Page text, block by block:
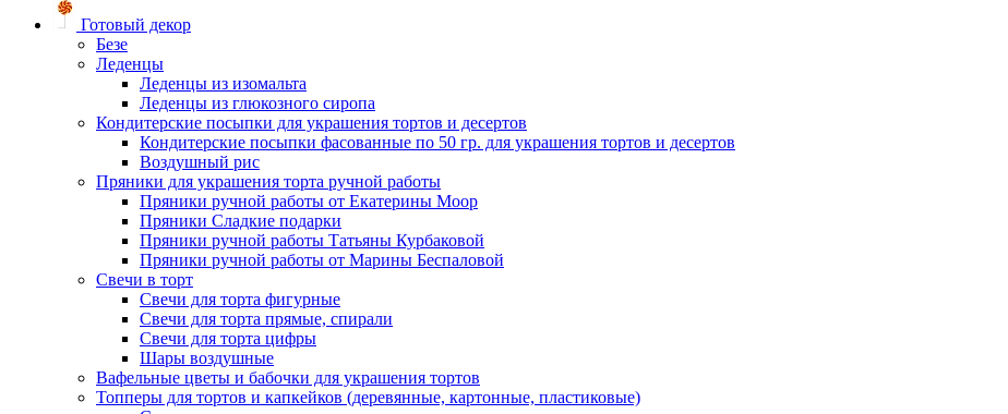
Готовый декор
Безе
Леденцы
Леденцы из изомальта
Леденцы из глюкозного сиропа
Кондитерские посыпки для украшения тортов и десертов
Кондитерские посыпки фасованные по 50 гр. для украшения тортов и десертов
Воздушный рис
Пряники для украшения торта ручной работы
Пряники ручной работы от Екатерины Моор
Пряники Сладкие подарки
Пряники ручной работы Татьяны Курбаковой
Пряники ручной работы от Марины Беспаловой
Свечи в торт
Свечи для торта фигурные
Свечи для торта прямые, спирали
Свечи для торта цифры
Шары воздушные
Вафельные цветы и бабочки для украшения тортов
Топперы для тортов и капкейков (деревянные, картонные, пластиковые)